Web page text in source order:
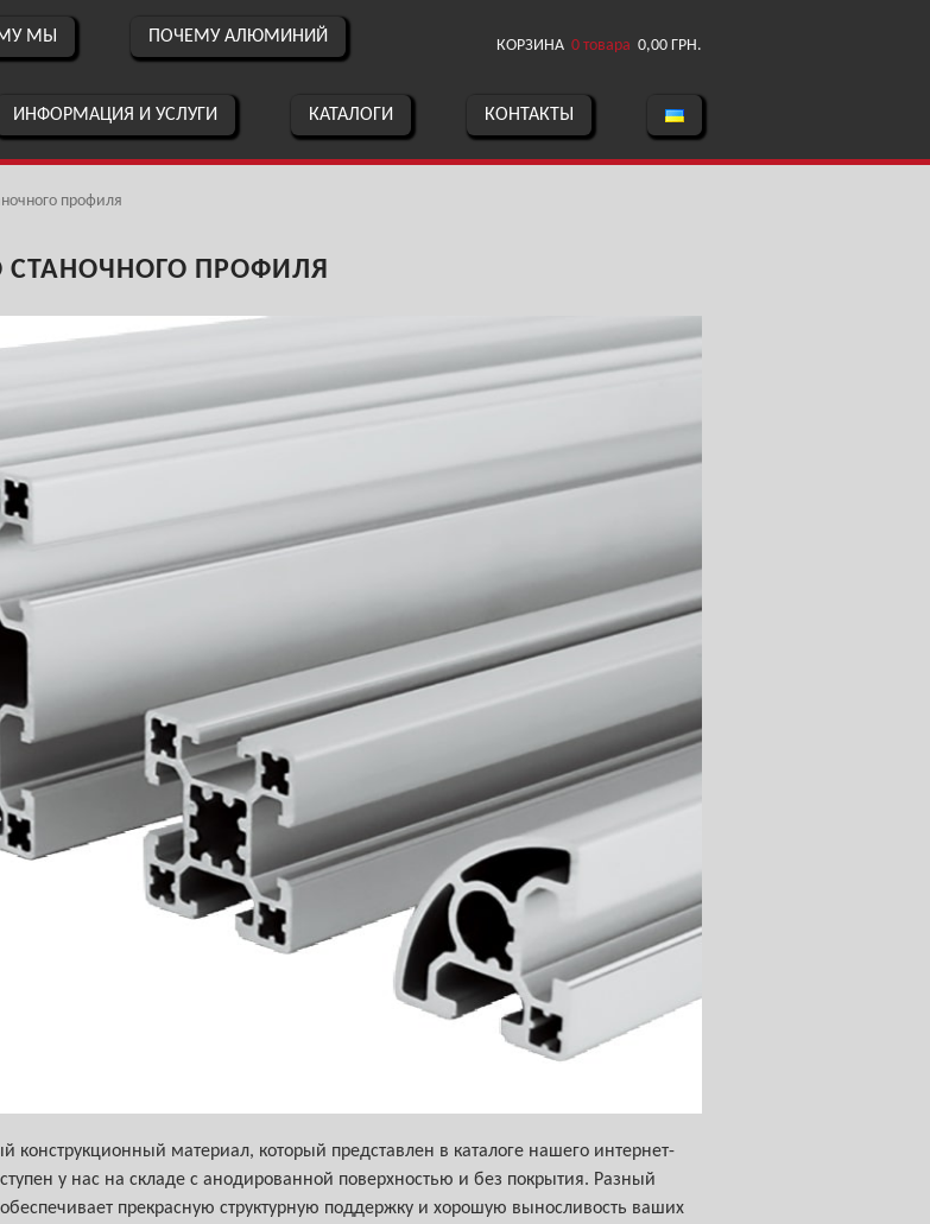
МЫ ПОЧЕМУ АЛЮМИНИЙ КОРЗИНА 0 товара 0,00 ГРН.
ИНФОРМАЦИЯ И УСЛУГИ КАТАЛОГИ КОНТАКТЫ
профиля
ПРОФИЛЯ
материал, который представлен в каталоге нашего интернет-
у нас на складе с анодированной поверхностью и без покрытия. Разный
прекрасную структурную поддержку и хорошую выносливость ваших